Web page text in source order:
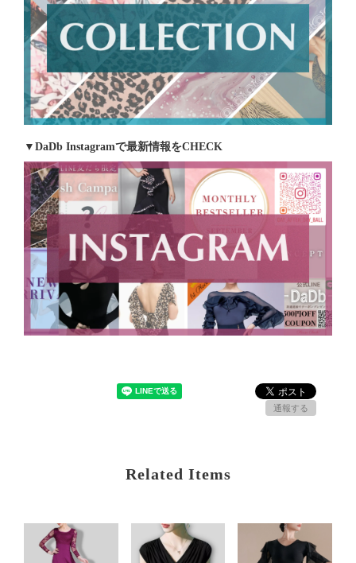
▼DaDb Instagramで最新情報をCHECK
通報する
Related Items